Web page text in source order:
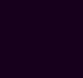
die für
im